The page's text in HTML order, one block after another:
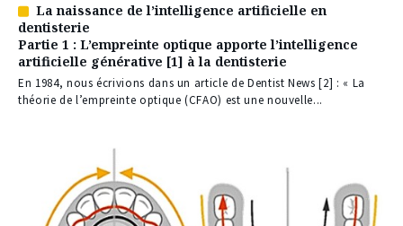
Article
réservé
à
nos
abonnés
La naissance de l’intelligence artificielle en
dentisterie
Partie 1 : L’empreinte optique apporte l’intelligence
artificielle générative [1] à la dentisterie
En 1984, nous écrivions dans un article de Dentist News [2] : « La
théorie de l’empreinte optique (CFAO) est une nouvelle...